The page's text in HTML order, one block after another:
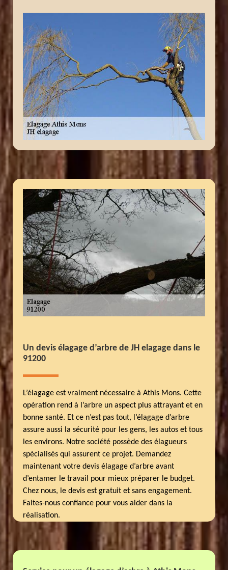
Un devis élagage d’arbre de JH elagage dans le
91200
L’élagage est vraiment nécessaire à Athis Mons. Cette
opération rend à l’arbre un aspect plus attrayant et en
bonne santé. Et ce n’est pas tout, l’élagage d’arbre
assure aussi la sécurité pour les gens, les autos et tous
les environs. Notre société possède des élagueurs
spécialisés qui assurent ce projet. Demandez
maintenant votre devis élagage d’arbre avant
d’entamer le travail pour mieux préparer le budget.
Chez nous, le devis est gratuit et sans engagement.
Faites-nous confiance pour vous aider dans la
réalisation.